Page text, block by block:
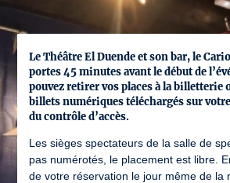
Le Théâtre El Duende et son bar, le
portes 45 minutes avant le début de
pouvez retirer vos places à la billetterie
billets numériques téléchargés sur
du contrôle d’accès.
Les sièges spectateurs de la salle de
pas numérotés, le placement est libre.
de votre réservation le jour même de la